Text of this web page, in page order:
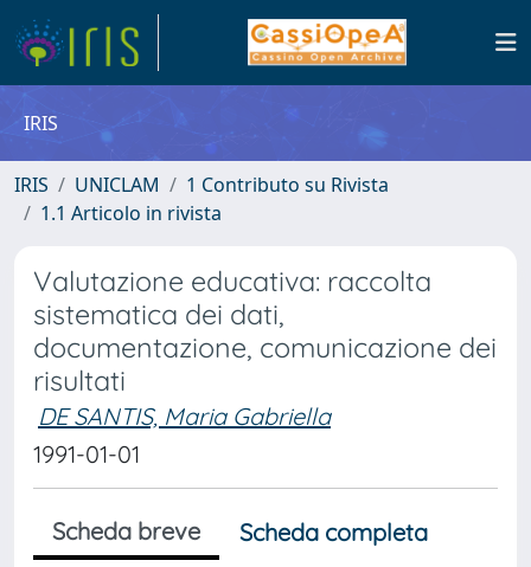
IRIS
IRIS UNICLAM
1 Contributo su Rivista
1.1 Articolo in rivista
Valutazione educativa: raccolta
sistematica dei dati,
documentazione, comunicazione dei
risultati
DE SANTIS, Maria Gabriella
1991-01-01
Scheda breve
Scheda completa